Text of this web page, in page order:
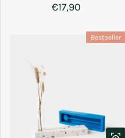
Normale prijs
€17,90
Bestseller